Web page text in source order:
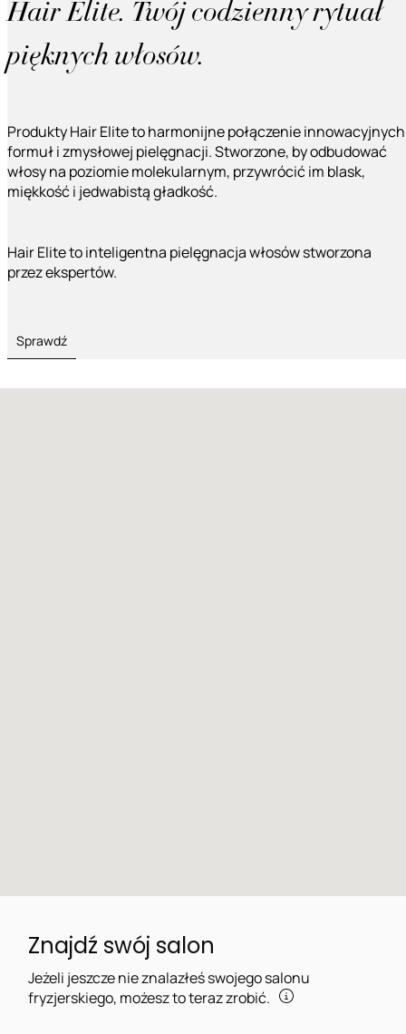
Hair Elite. Twój codzienny rytuał
pięknych włosów.
Produkty Hair Elite to harmonijne połączenie innowacyjnych
formuł i zmysłowej pielęgnacji. Stworzone, by odbudować
włosy na poziomie molekularnym, przywrócić im blask,
miękkość i jedwabistą gładkość.
Hair Elite to inteligentna pielęgnacja włosów stworzona
przez ekspertów.
Sprawdź
Znajdź swój salon
Jeżeli jeszcze nie znalazłeś swojego salonu
fryzjerskiego, możesz to teraz zrobić.